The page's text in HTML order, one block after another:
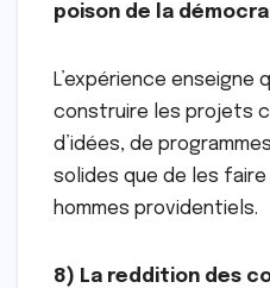
poison de la
L’expérience enseigne
construire les projets
d’idées, de
solides que de les
hommes providentiels.
8) La reddition des